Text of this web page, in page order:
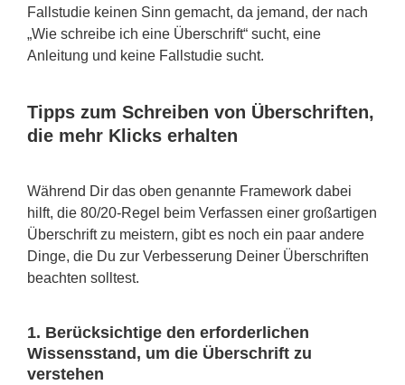
Fallstudie keinen Sinn gemacht, da jemand, der nach
„Wie schreibe ich eine Überschrift“ sucht, eine
Anleitung und keine Fallstudie sucht.
Tipps zum Schreiben von Überschriften,
die mehr Klicks erhalten
Während Dir das oben genannte Framework dabei
hilft, die 80/20-Regel beim Verfassen einer großartigen
Überschrift zu meistern, gibt es noch ein paar andere
Dinge, die Du zur Verbesserung Deiner Überschriften
beachten solltest.
1. Berücksichtige den erforderlichen
Wissensstand, um die Überschrift zu
verstehen